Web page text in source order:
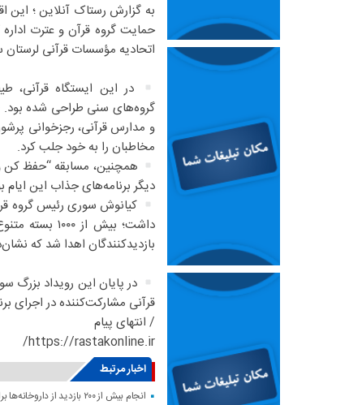
به گزارش رستاک آنلاین ؛
حمایت گروه قرآن و عترت
اتحادیه مؤسسات قرآنی
در این ایستگاه‌ قرآنی،
گروه‌های سنی طراحی شده بود.
و مدارس قرآنی، رجزخوانی
مخاطبان را به خود جلب کرد.
همچنین، مسابقه “حفظ کن و
دیگر برنامه‌های جذاب این ایام
کیانوش سوری رئیس گروه
بازدیدکنندگان اهدا شد که
در پایان این رویداد بزرگ
قرآنی مشارکت‌کننده در اجرای
/ انتهای پیام
https://rastakonline.ir/
اخبار مرتبط
انجام بیش از ۲۰۰ بازدید از داروخانه‌ها برای پایش وضعیت دارویی لرستان